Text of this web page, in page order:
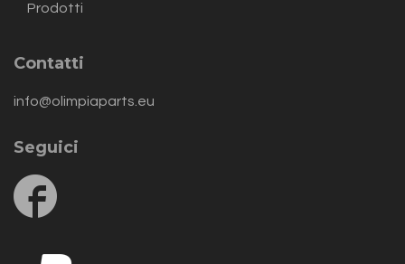
Prodotti
Contatti
info@olimpiaparts.eu
Seguici
us